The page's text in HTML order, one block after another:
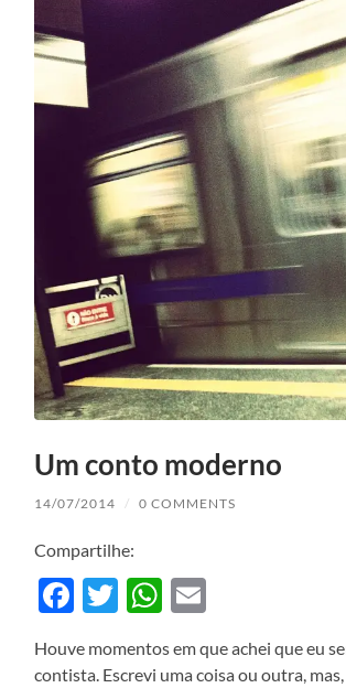
Um conto moderno
14/07/2014 / 0 COMMENTS
Compartilhe:
Facebook
TwitterWhatsApp
Houve momentos em que achei que eu
contista. Escrevi uma coisa ou outra,